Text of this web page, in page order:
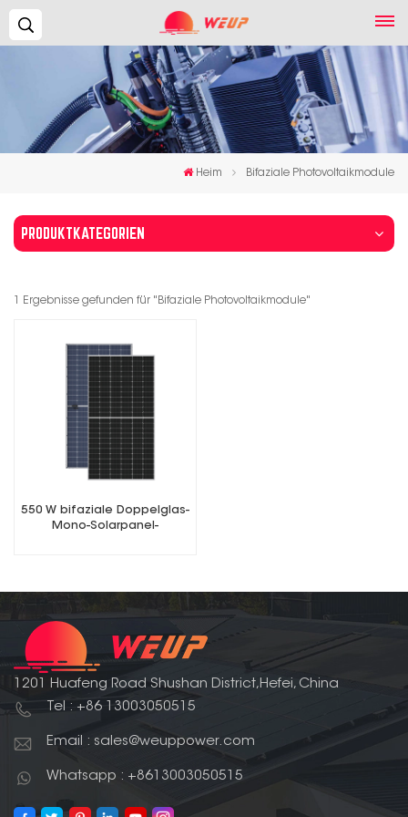
Heim Bifaziale Photovoltaikmodule
PRODUKTKATEGORIEN
1 Ergebnisse gefunden für "Bifaziale Photovoltaikmodule"
550 W bifaziale Doppelglas-
Mono-Solarpanel-
1201 Huafeng Road Shushan District,Hefei, China
Tel : +86 13003050515
Email : sales@weuppower.com
Whatsapp : +8613003050515